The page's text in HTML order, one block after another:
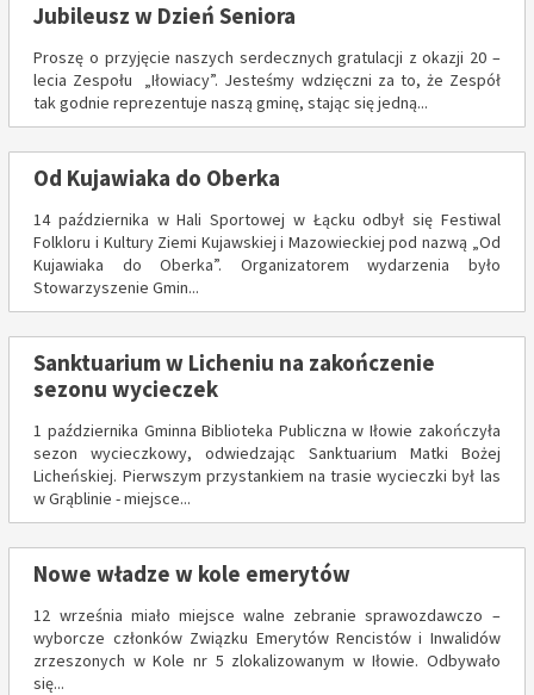
Jubileusz w Dzień Seniora
Proszę o przyjęcie naszych serdecznych gratulacji z okazji 20 –
lecia Zespołu „Iłowiacy”. Jesteśmy wdzięczni za to, że Zespół
tak godnie reprezentuje naszą gminę, stając się jedną...
Od Kujawiaka do Oberka
14 października w Hali Sportowej w Łącku odbył się Festiwal
Folkloru i Kultury Ziemi Kujawskiej i Mazowieckiej pod nazwą „Od
Kujawiaka do Oberka”. Organizatorem wydarzenia było
Stowarzyszenie Gmin...
Sanktuarium w Licheniu na zakończenie
sezonu wycieczek
1 października Gminna Biblioteka Publiczna w Iłowie zakończyła
sezon wycieczkowy, odwiedzając Sanktuarium Matki Bożej
Licheńskiej. Pierwszym przystankiem na trasie wycieczki był las
w Grąblinie - miejsce...
Nowe władze w kole emerytów
12 września miało miejsce walne zebranie sprawozdawczo –
wyborcze członków Związku Emerytów Rencistów i Inwalidów
zrzeszonych w Kole nr 5 zlokalizowanym w Iłowie. Odbywało
się...